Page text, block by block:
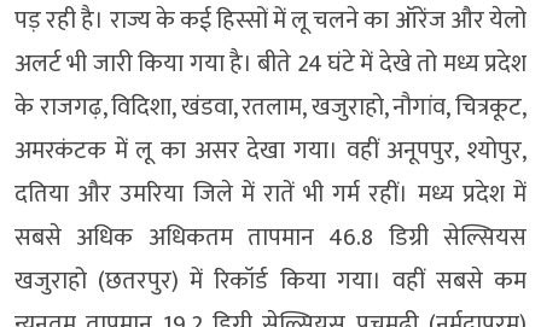
पड़ रही है। राज्य के कई हिस्सों में लू चलने का ऑरेंज और येलो
अलर्ट भी जारी किया गया है। बीते 24 घंटे में देखे तो मध्य प्रदेश
के राजगढ़, विदिशा, खंडवा, रतलाम, खजुराहो, नौगांव, चित्रकूट,
अमरकंटक में लू का असर देखा गया। वहीं अनूपपुर, श्योपुर,
दतिया और उमरिया जिले में रातें भी गर्म रहीं। मध्य प्रदेश में
सबसे अधिक अधिकतम तापमान 46.8 डिग्री सेल्सियस
खजुराहो (छतरपुर) में रिकॉर्ड किया गया। वहीं सबसे कम